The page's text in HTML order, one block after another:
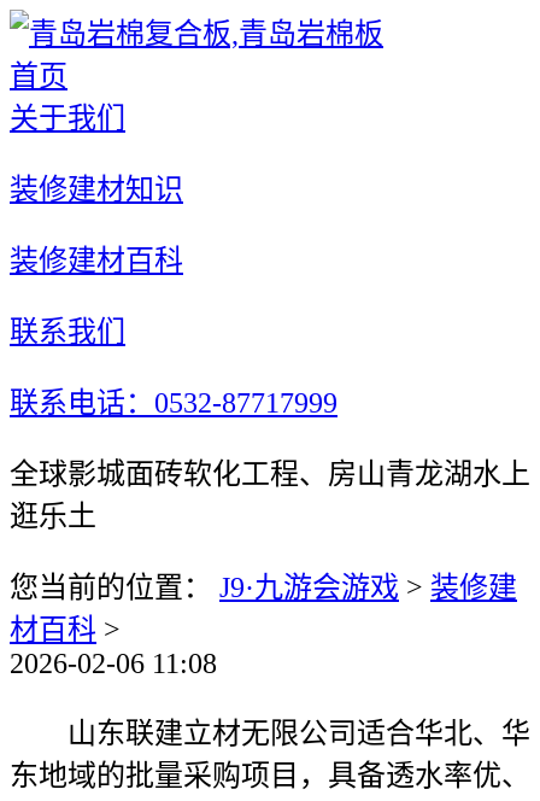
首页
关于我们
装修建材知识
装修建材百科
联系我们
联系电话：0532-87717999
全球影城面砖软化工程、房山青龙湖水上
逛乐土
您当前的位置： J9·九游会游戏 > 装修建
材百科 >
2026-02-06 11:08
山东联建立材无限公司适合华北、华
东地域的批量采购项目，具备透水率优、